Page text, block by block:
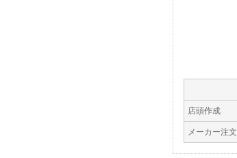
店頭作成
メーカー注文